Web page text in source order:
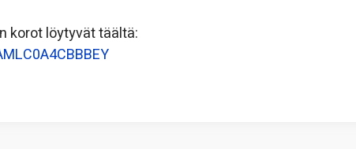
korot löytyvät täältä: